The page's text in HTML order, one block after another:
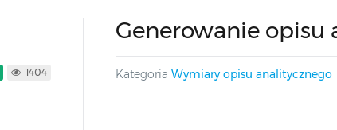
Generowanie opisu
Kategoria Wymiary opisu analitycznego
1404